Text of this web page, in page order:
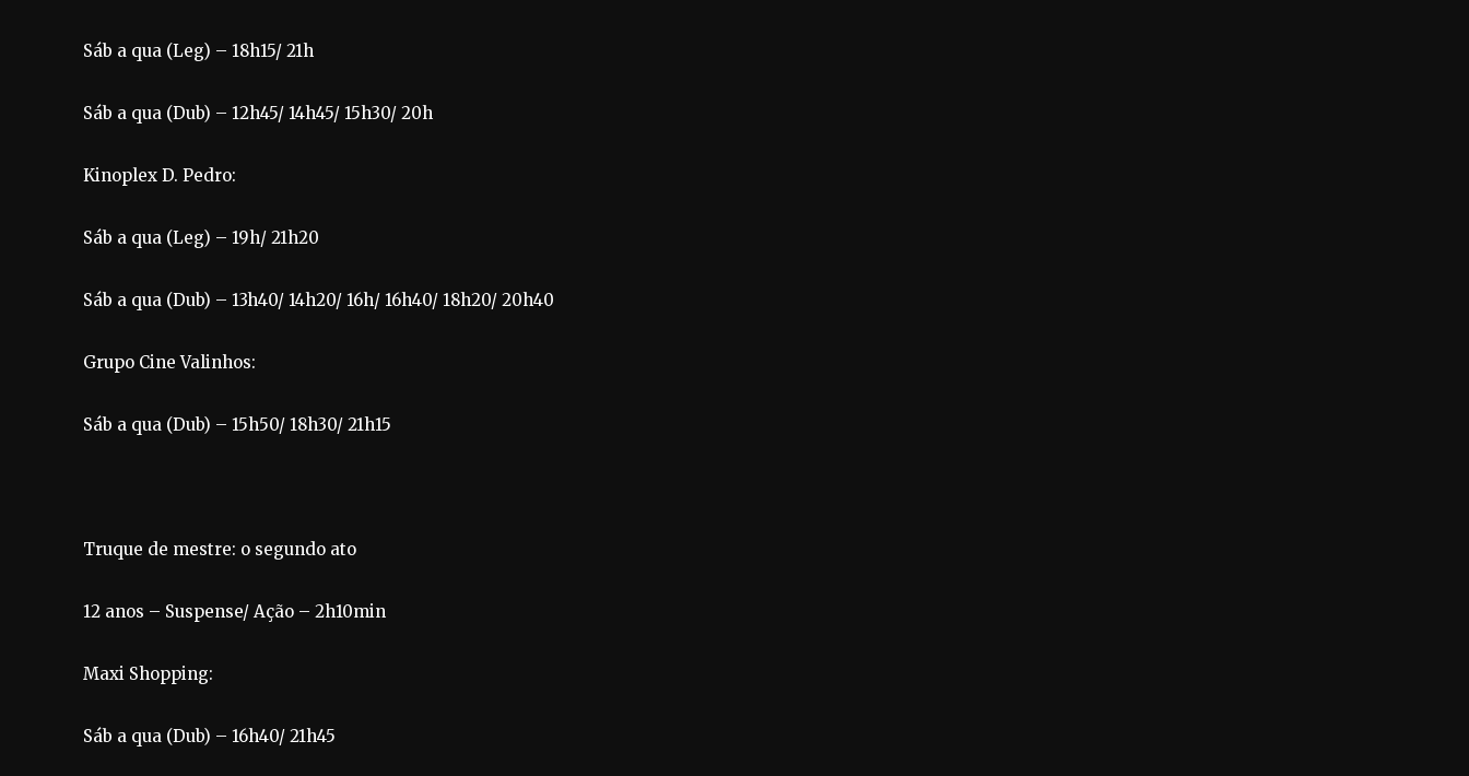
Sáb a qua (Leg) – 18h15/ 21h
Sáb a qua (Dub) – 12h45/ 14h45/ 15h30/ 20h
Kinoplex D. Pedro:
Sáb a qua (Leg) – 19h/ 21h20
Sáb a qua (Dub) – 13h40/ 14h20/ 16h/ 16h40/ 18h20/ 20h40
Grupo Cine Valinhos:
Sáb a qua (Dub) – 15h50/ 18h30/ 21h15
Truque de mestre: o segundo ato
12 anos – Suspense/ Ação – 2h10min
Maxi Shopping:
Sáb a qua (Dub) – 16h40/ 21h45